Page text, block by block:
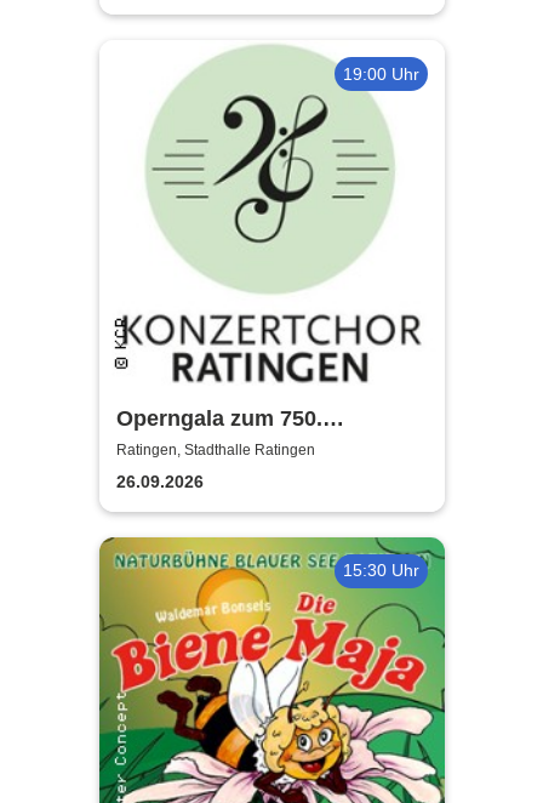
19:00 Uhr
Operngala zum 750.
Stadtjubiläum - Konzertchor
Ratingen
Ratingen, Stadthalle Ratingen
26.09.2026
15:30 Uhr